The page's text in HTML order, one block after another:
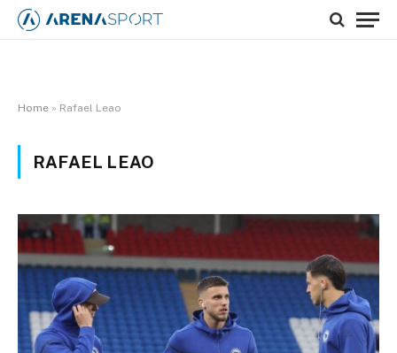
Home » Rafael Leao
RAFAEL LEAO